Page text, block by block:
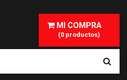
MI COMPRA
(0 productos)